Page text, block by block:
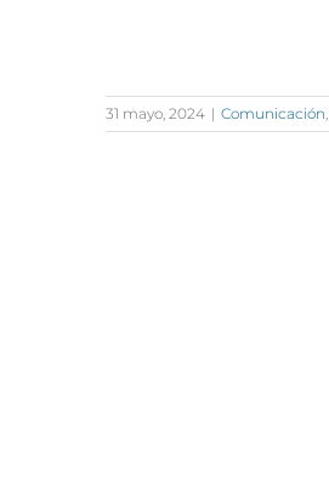
31 mayo, 2024 | Comunicación,